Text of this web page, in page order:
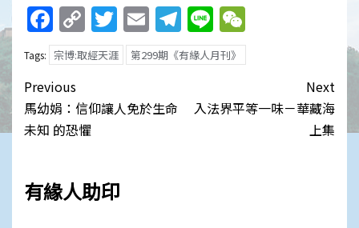
Facebook
Copy
Link
Twitter
EmailTelegram
Line
Tags: 宗博:取經天涯 第299期《有緣人月刊》
Post
navigation
Previous
馬幼娟：信仰讓人免於生命
未知 的恐懼
Next
入法界平等一味－華藏海
上集
有緣人助印